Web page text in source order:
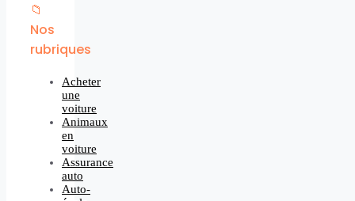
📁
Nos
rubriques
Acheter
une
voiture
Animaux
en
voiture
Assurance
auto
Auto-